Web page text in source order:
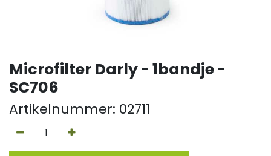
Microfilter Darly - 1bandje -
SC706
Artikelnummer: 02711